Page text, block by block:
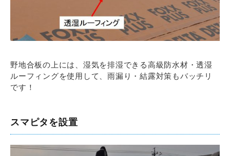
野地合板の上には、湿気を排湿できる高級防水材・透湿
ルーフィングを使用して、雨漏り・結露対策もバッチリ
です！
スマピタを設置